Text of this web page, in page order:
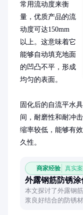
常用流动度来衡
量，优质产品的流
动度可达150mm
以上。这意味着它
能够自动填充地面
的凹凸不平，形成
均匀的表面。
固化后的自流平水
间，耐磨性和耐冲
缩率较低，能够有
久性。
商家经验 真实
外露钢筋防锈涂
本文探讨了外露钢
浆良好结合的防锈